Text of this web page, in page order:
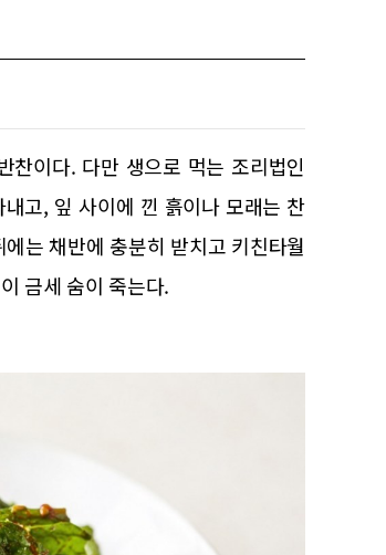
이다. 다만 생으로 먹는 조리법인
고, 잎 사이에 낀 흙이나 모래는 찬
는 채반에 충분히 받치고 키친타월
금세 숨이 죽는다.